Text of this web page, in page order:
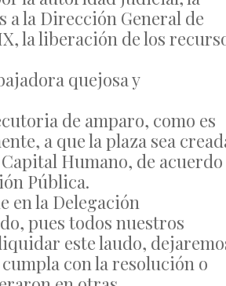
a la Dirección General de
la liberación de los
quejosa y
de amparo, como es
a que la plaza sea
Humano, de acuerdo
Pública.
en la Delegación
pues todos nuestros
este laudo,
con la resolución o